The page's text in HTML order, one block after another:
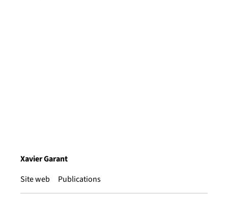
Xavier Garant
Site web
Publications